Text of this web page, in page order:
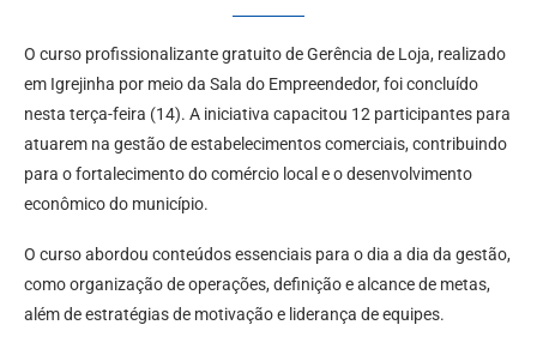
O curso profissionalizante gratuito de Gerência de Loja, realizado
em Igrejinha por meio da Sala do Empreendedor, foi concluído
nesta terça-feira (14). A iniciativa capacitou 12 participantes para
atuarem na gestão de estabelecimentos comerciais, contribuindo
para o fortalecimento do comércio local e o desenvolvimento
econômico do município.
O curso abordou conteúdos essenciais para o dia a dia da gestão,
como organização de operações, definição e alcance de metas,
além de estratégias de motivação e liderança de equipes.